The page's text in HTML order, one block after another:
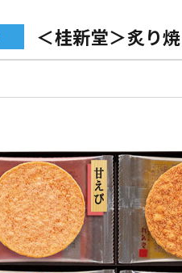
＜桂新堂＞炙り